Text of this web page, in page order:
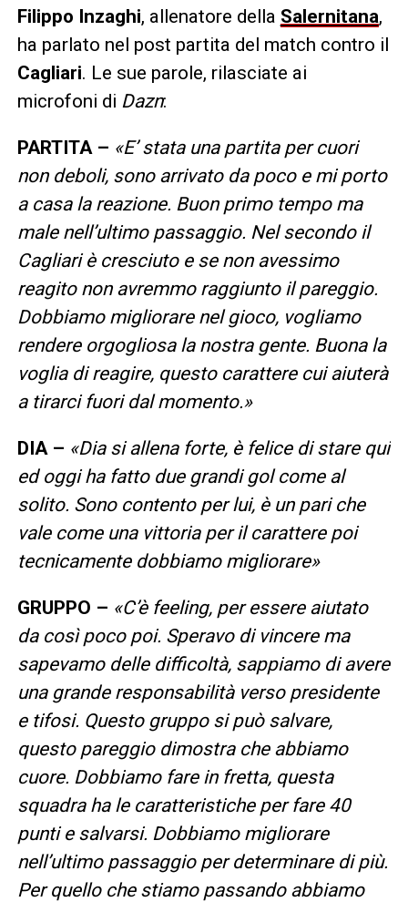
Filippo Inzaghi, allenatore della Salernitana,
ha parlato nel post partita del match contro il
Cagliari. Le sue parole, rilasciate ai
microfoni di Dazn:
PARTITA – «E’ stata una partita per cuori
non deboli, sono arrivato da poco e mi porto
a casa la reazione. Buon primo tempo ma
male nell’ultimo passaggio. Nel secondo il
Cagliari è cresciuto e se non avessimo
reagito non avremmo raggiunto il pareggio.
Dobbiamo migliorare nel gioco, vogliamo
rendere orgogliosa la nostra gente. Buona la
voglia di reagire, questo carattere cui aiuterà
a tirarci fuori dal momento.»
DIA – «Dia si allena forte, è felice di stare qui
ed oggi ha fatto due grandi gol come al
solito. Sono contento per lui, è un pari che
vale come una vittoria per il carattere poi
tecnicamente dobbiamo migliorare»
GRUPPO – «C’è feeling, per essere aiutato
da così poco poi. Speravo di vincere ma
sapevamo delle difficoltà, sappiamo di avere
una grande responsabilità verso presidente
e tifosi. Questo gruppo si può salvare,
questo pareggio dimostra che abbiamo
cuore. Dobbiamo fare in fretta, questa
squadra ha le caratteristiche per fare 40
punti e salvarsi. Dobbiamo migliorare
nell’ultimo passaggio per determinare di più.
Per quello che stiamo passando abbiamo